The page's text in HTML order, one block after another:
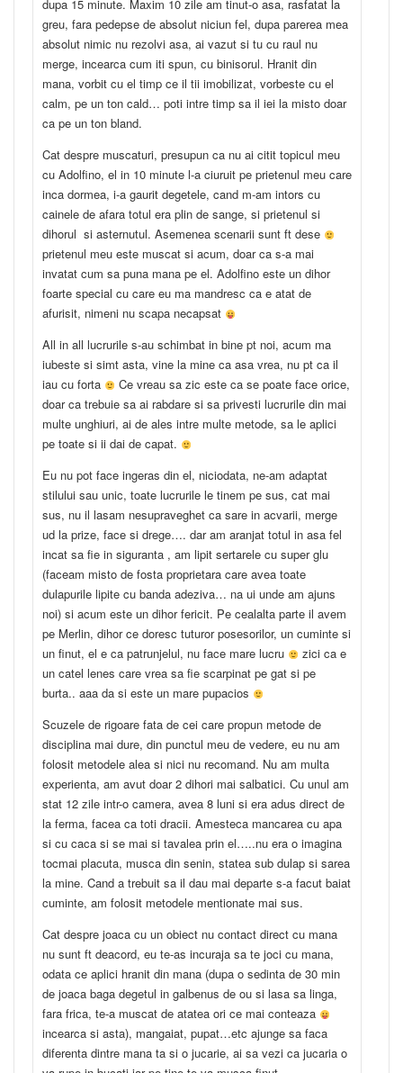
dupa 15 minute. Maxim 10 zile am tinut-o asa, rasfatat la
greu, fara pedepse de absolut niciun fel, dupa parerea mea
absolut nimic nu rezolvi asa, ai vazut si tu cu raul nu
merge, incearca cum iti spun, cu binisorul. Hranit din
mana, vorbit cu el timp ce il tii imobilizat, vorbeste cu el
calm, pe un ton cald… poti intre timp sa il iei la misto doar
ca pe un ton bland.
Cat despre muscaturi, presupun ca nu ai citit topicul meu
cu Adolfino, el in 10 minute l-a ciuruit pe prietenul meu care
inca dormea, i-a gaurit degetele, cand m-am intors cu
cainele de afara totul era plin de sange, si prietenul si
dihorul si asternutul. Asemenea scenarii sunt ft dese
prietenul meu este muscat si acum, doar ca s-a mai
invatat cum sa puna mana pe el. Adolfino este un dihor
foarte special cu care eu ma mandresc ca e atat de
afurisit, nimeni nu scapa necapsat
All in all lucrurile s-au schimbat in bine pt noi, acum ma
iubeste si simt asta, vine la mine ca asa vrea, nu pt ca il
iau cu forta
Ce vreau sa zic este ca se poate face orice,
doar ca trebuie sa ai rabdare si sa privesti lucrurile din mai
multe unghiuri, ai de ales intre multe metode, sa le aplici
pe toate si ii dai de capat.
Eu nu pot face ingeras din el, niciodata, ne-am adaptat
stilului sau unic, toate lucrurile le tinem pe sus, cat mai
sus, nu il lasam nesupraveghet ca sare in acvarii, merge
ud la prize, face si drege…. dar am aranjat totul in asa fel
incat sa fie in siguranta , am lipit sertarele cu super glu
(faceam misto de fosta proprietara care avea toate
dulapurile lipite cu banda adeziva… na ui unde am ajuns
noi) si acum este un dihor fericit. Pe cealalta parte il avem
pe Merlin, dihor ce doresc tuturor posesorilor, un cuminte si
un finut, el e ca patrunjelul, nu face mare lucru
zici ca e
un catel lenes care vrea sa fie scarpinat pe gat si pe
burta.. aaa da si este un mare pupacios
Scuzele de rigoare fata de cei care propun metode de
disciplina mai dure, din punctul meu de vedere, eu nu am
folosit metodele alea si nici nu recomand. Nu am multa
experienta, am avut doar 2 dihori mai salbatici. Cu unul am
stat 12 zile intr-o camera, avea 8 luni si era adus direct de
la ferma, facea ca toti dracii. Amesteca mancarea cu apa
si cu caca si se mai si tavalea prin el…..nu era o imagina
tocmai placuta, musca din senin, statea sub dulap si sarea
la mine. Cand a trebuit sa il dau mai departe s-a facut baiat
cuminte, am folosit metodele mentionate mai sus.
Cat despre joaca cu un obiect nu contact direct cu mana
nu sunt ft deacord, eu te-as incuraja sa te joci cu mana,
odata ce aplici hranit din mana (dupa o sedinta de 30 min
de joaca baga degetul in galbenus de ou si lasa sa linga,
fara frica, te-a muscat de atatea ori ce mai conteaza
incearca si asta), mangaiat, pupat…etc ajunge sa faca
diferenta dintre mana ta si o jucarie, ai sa vezi ca jucaria o